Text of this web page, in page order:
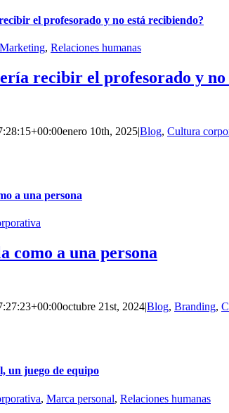
el profesorado y no está recibiendo?
Marketing, Relaciones humanas
recibir el profesorado y no
enero 10th, 2025|Blog, Cultura
a una persona
como a una persona
octubre 21st, 2024|Blog, Branding,
un juego de equipo
, Marca personal, Relaciones humanas